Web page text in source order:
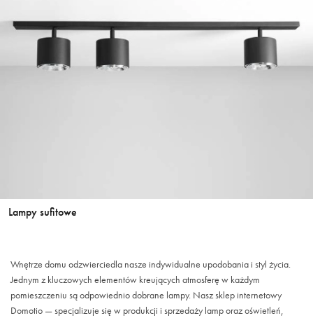
Lampy sufitowe
Wnętrze domu odzwierciedla nasze indywidualne upodobania i styl życia.
Jednym z kluczowych elementów kreujących atmosferę w każdym
pomieszczeniu są odpowiednio dobrane lampy. Nasz sklep internetowy
Domotio — specjalizuje się w produkcji i sprzedaży lamp oraz oświetleń,